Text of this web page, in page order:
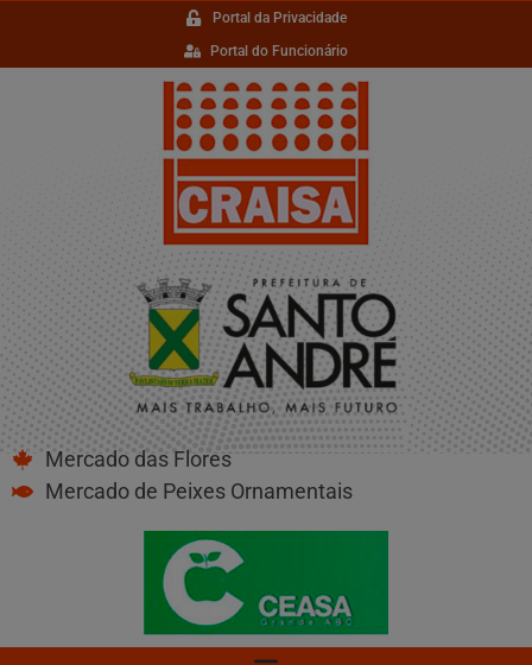
Portal da Privacidade
Portal do Funcionário
Mercado das Flores
Mercado de Peixes Ornamentais